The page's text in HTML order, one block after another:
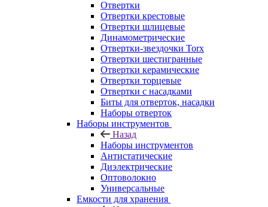
Отвертки
Отвертки крестовые
Отвертки шлицевые
Динамометрические
Отвертки-звездочки Torx
Отвертки шестигранные
Отвертки керамические
Отвертки торцевые
Отвертки с насадками
Биты для отверток, насадки
Наборы отверток
Наборы инструментов
Назад
Наборы инструментов
Антистатические
Диэлектрические
Оптоволокно
Универсальные
Емкости для хранения